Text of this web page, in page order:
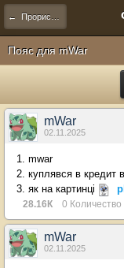
← Прорисовка артефактов
Пояс для mWar
mWar
02.11.2025
1. mwar
2. куплявся в кредит
3. як на картинці
28.16К 0 Количество
mWar
02.11.2025